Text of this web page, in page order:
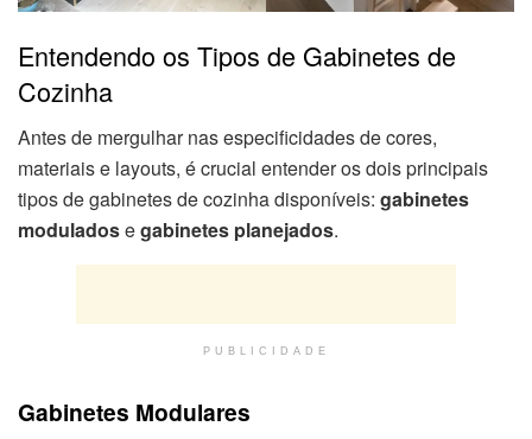
Entendendo os Tipos de Gabinetes de
Cozinha
Antes de mergulhar nas especificidades de cores,
materiais e layouts, é crucial entender os dois principais
tipos de gabinetes de cozinha disponíveis: gabinetes
moduladosegabinetes planejados.
PUBLICIDADE
Gabinetes Modulares